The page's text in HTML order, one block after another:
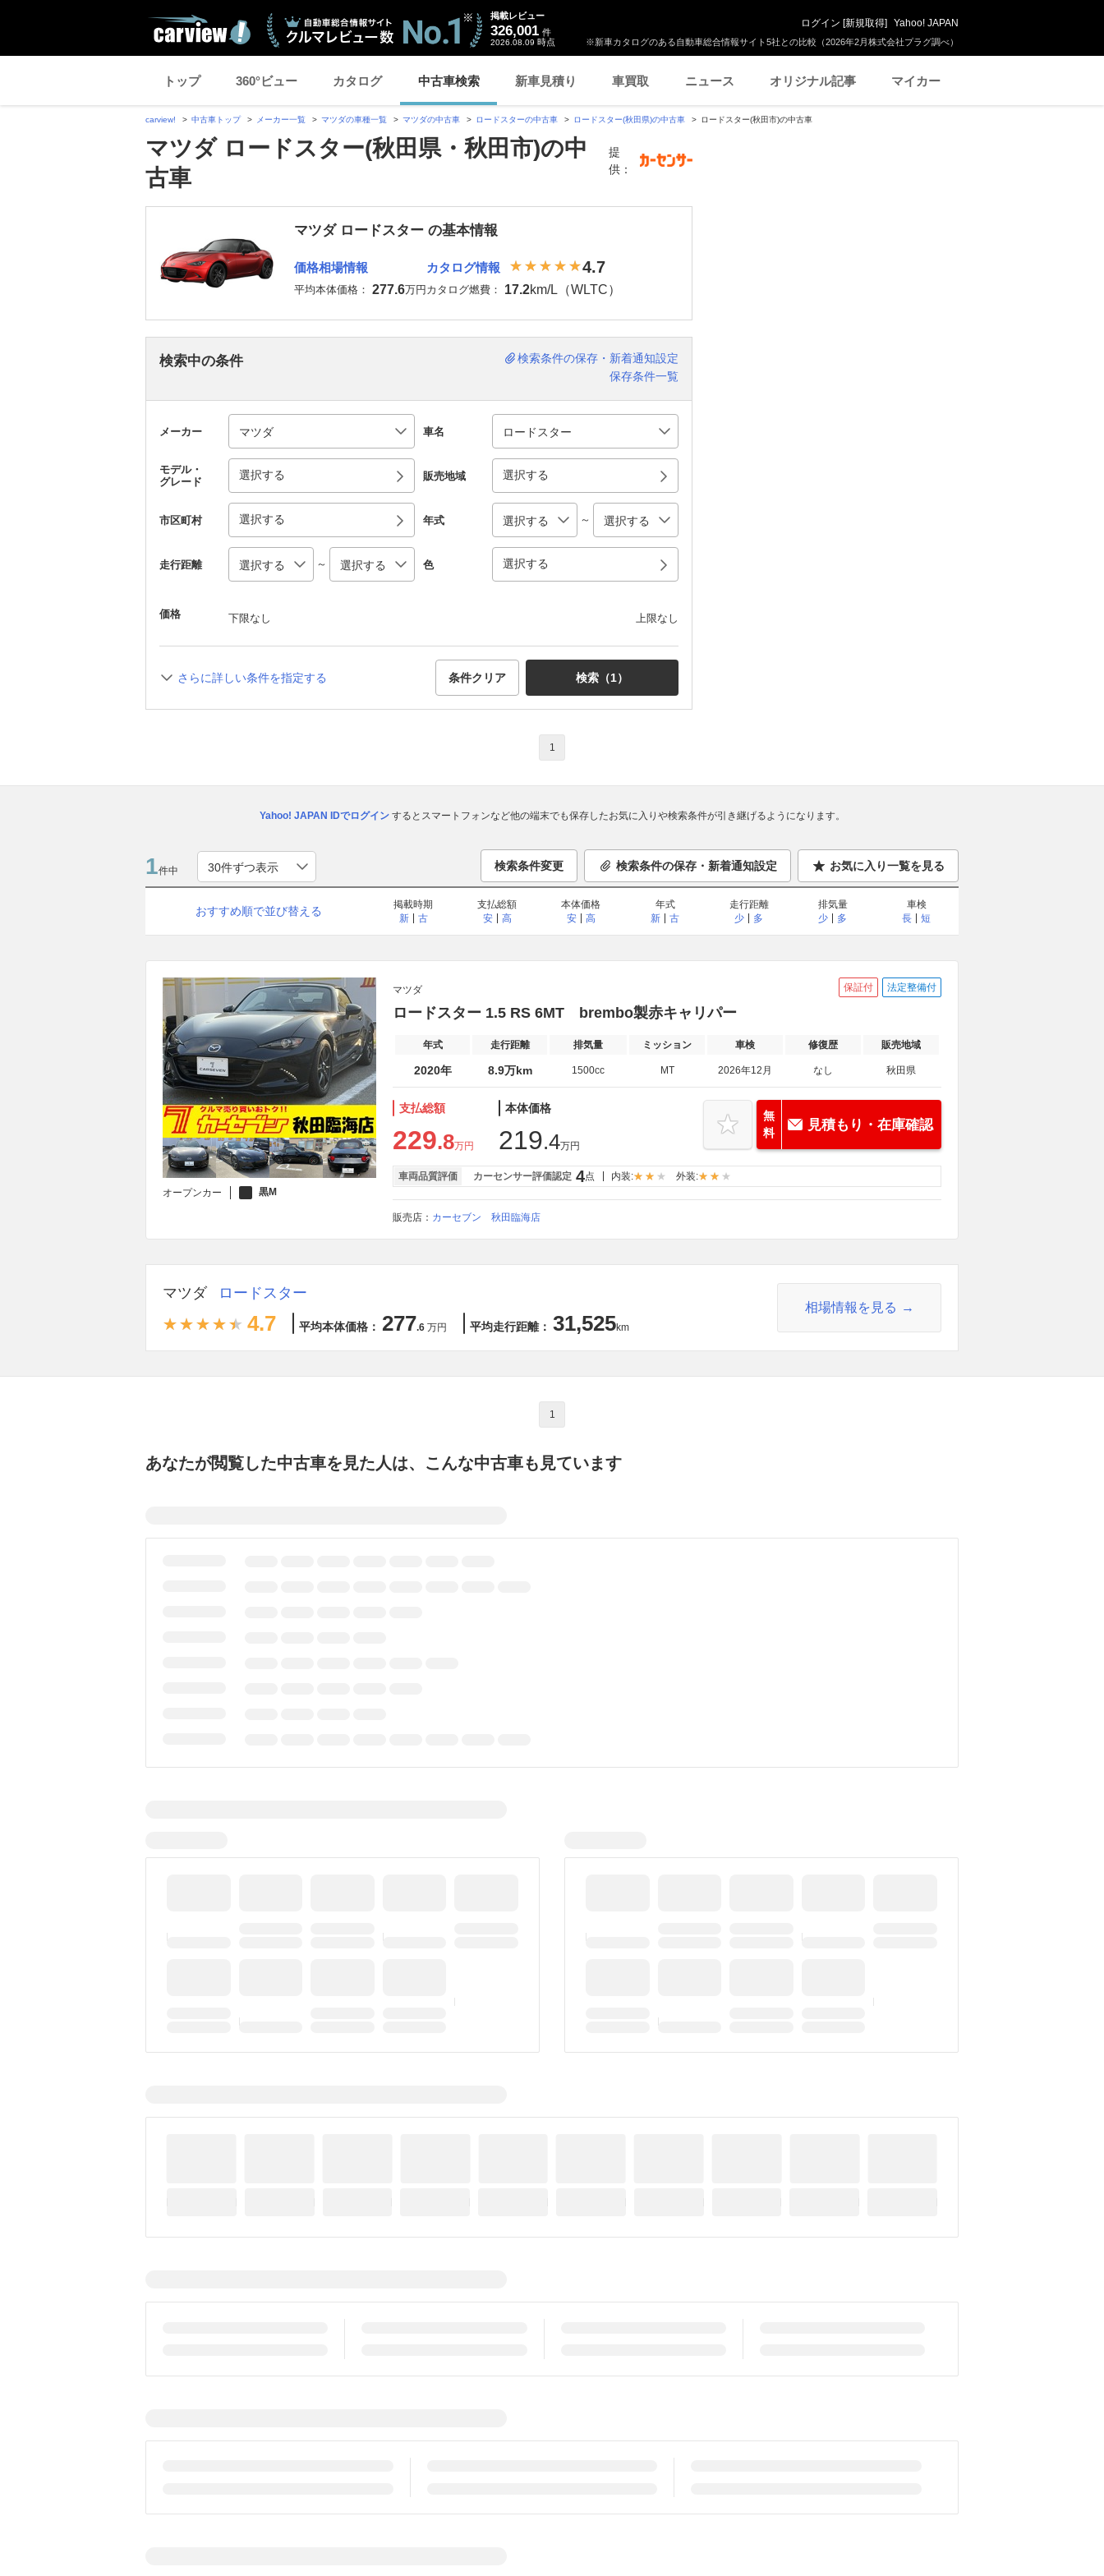
※新車カタログのある自動車総合情報サイト5社との比較（2026年2月株式会社プラグ調べ）
掲載レビュー
326,001 件
2026.08.09 時点
ログイン [新規取得] Yahoo! JAPAN
トップ 360°ビュー カタログ 中古車検索 新車見積り 車買取 ニュース オリジナル記事 マイカー
carview! 中古車トップ メーカー一覧 マツダの車種一覧 マツダの中古車 ロードスターの中古車 ロードスター(秋田県)の中古車 ロードスター(秋田市)の中古車
マツダ ロードスター(秋田県・秋田市)の中
古車
提
供：
マツダ ロードスター の基本情報
価格相場情報
平均本体価格： 277.6万円
カタログ情報 4.7
カタログ燃費： 17.2km/L（WLTC）
検索中の条件
検索条件の保存・新着通知設定
保存条件一覧
メーカー 車名
モデル・
グレード
選択する 販売地域 選択する
市区町村 選択する 年式 ～
走行距離 ～ 色 選択する
価格 下限なし 上限なし
さらに詳しい条件を指定する 条件クリア 検索（1）
1
Yahoo! JAPAN IDでログインするとスマートフォンなど他の端末でも保存したお気に入りや検索条件が引き継げるようになります。
1件中 検索条件変更 検索条件の保存・新着通知設定 お気に入り一覧を見る
おすすめ順で並び替える
掲載時期
新
古
支払総額
安
高
本体価格
安
高
年式
新
古
走行距離
少
多
排気量
少
多
車検
長
短
オープンカー 黒M
マツダ 保証付 法定整備付
ロードスター 1.5 RS 6MT brembo製赤キャリパー
年式 走行距離 排気量 ミッション 車検 修復歴 販売地域
2020年 8.9万km 1500cc MT 2026年12月 なし 秋田県
支払総額
229.8万円
本体価格
219.4万円
無
料
見積もり・在庫確認
車両品質評価 カーセンサー評価認定 4点 内装: 外装:
販売店： カーセブン 秋田臨海店
マツダ ロードスター
4.7 平均本体価格： 277.6 万円 平均走行距離： 31,525km
相場情報を見る
1
あなたが閲覧した中古車を見た人は、こんな中古車も見ています